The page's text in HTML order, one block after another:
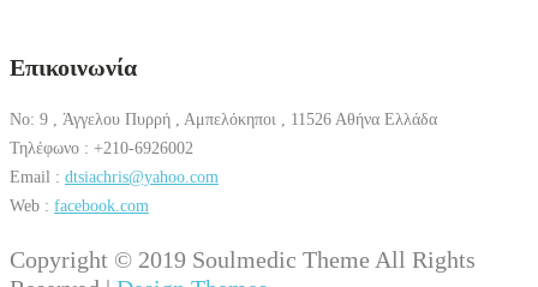
Επικοινωνία
No: 9 , Άγγελου Πυρρή , Αμπελόκηποι , 11526 Αθήνα Ελλάδα
Τηλέφωνο : +210-6926002
Email : dtsiachris@yahoo.com
Web : facebook.com
Copyright © 2019 Soulmedic Theme All Rights